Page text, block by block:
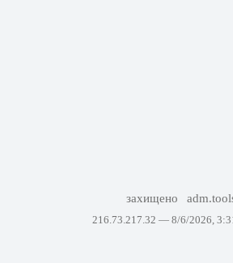
захищено
216.73.217.32 — 8/6/2026,